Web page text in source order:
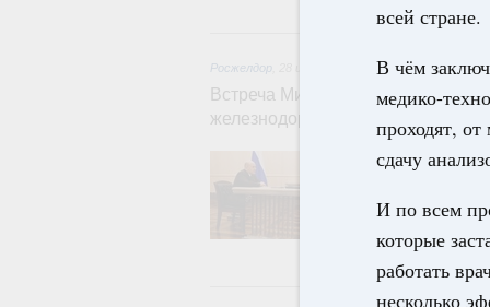
всей стране.
В чём
медико-
проходят,
сдачу
И по всем
которые
работать
несколько
Росжелдор Железнодорожный
Встреча Михаила Мишустина с
железнодорожного транспорта
Обсуждались
внедрение
отрасли.
27